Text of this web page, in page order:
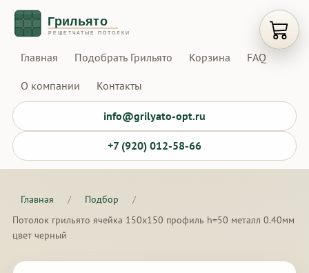
Главная Подобрать Грильято Корзина FAQ
О компании Контакты
info@grilyato-opt.ru
+7 (920) 012-58-66
Главная / Подбор
/
Потолок грильято ячейка 150х150 профиль h=50 металл 0.40мм
цвет черный